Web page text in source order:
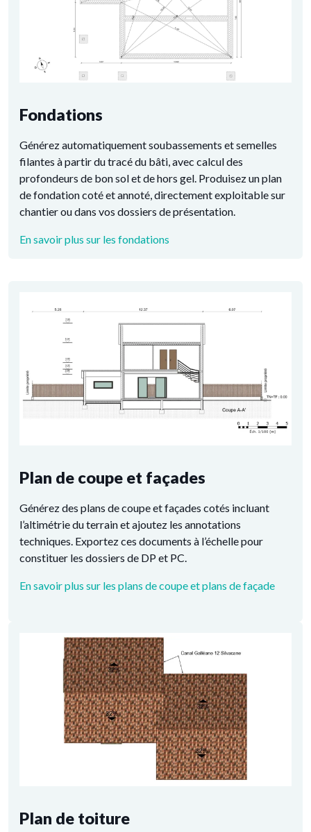
Fondations
Générez automatiquement soubassements et semelles
filantes à partir du tracé du bâti, avec calcul des
profondeurs de bon sol et de hors gel. Produisez un plan
de fondation coté et annoté, directement exploitable sur
chantier ou dans vos dossiers de présentation.
En savoir plus sur les fondations
Plan de coupe et façades
Générez des plans de coupe et façades cotés incluant
l’altimétrie du terrain et ajoutez les annotations
techniques. Exportez ces documents à l’échelle pour
constituer les dossiers de DP et PC.
En savoir plus sur les plans de coupe et plans de façade
Plan de toiture